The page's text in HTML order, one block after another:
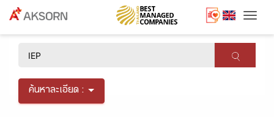
ค้นหาละเอียด :